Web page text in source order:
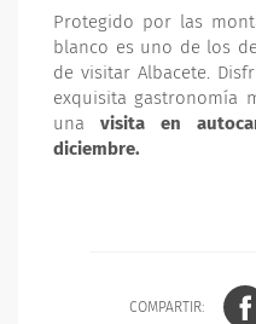
Protegido por las
blanco es uno de los
de visitar Albacete.
exquisita gastronomía
unavisita en
diciembre.
COMPARTIR: